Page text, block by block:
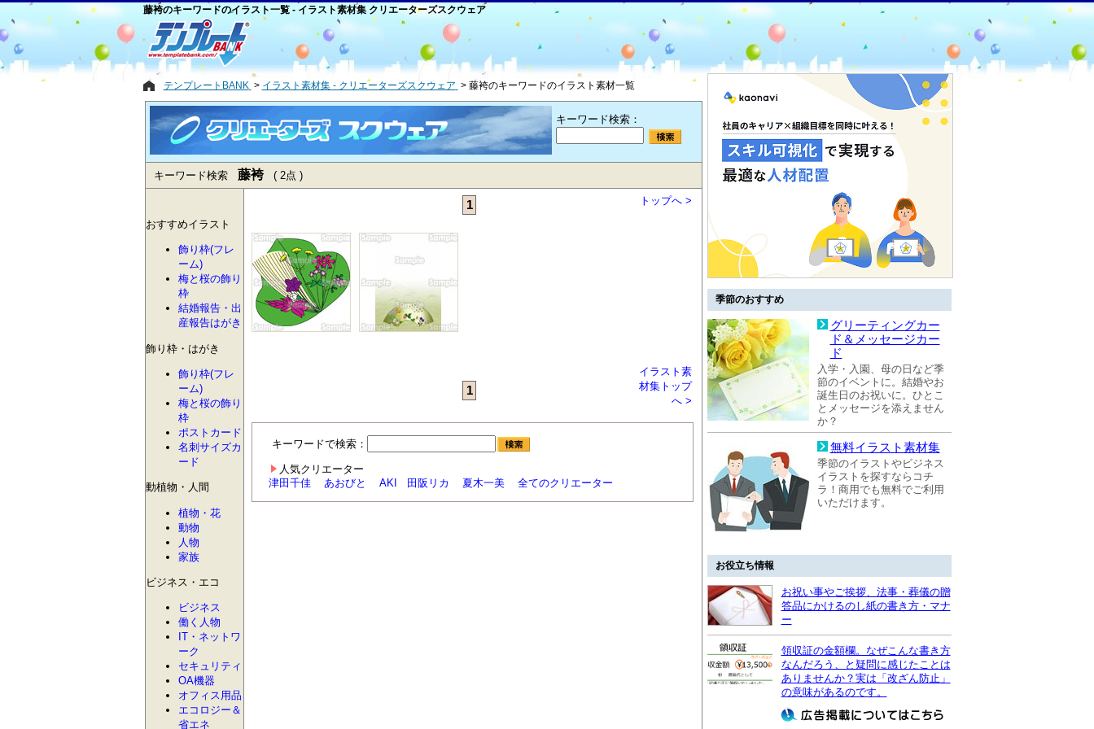
藤袴のキーワードのイラスト一覧 - イラスト素材集 クリエーターズスクウェア
テンプレートBANK イラスト素材集 - クリエーターズスクウェア 藤袴のキーワードのイラスト素材一覧
キーワード検索：
キーワード検索 藤袴 ( 2点 )
1 トップへ >
1
イラスト素
材集トップ
へ >
キーワードで検索：
人気クリエーター
津田千佳
あおびと AKI 田阪リカ 夏木一美 全てのクリエーター
おすすめイラスト
飾り枠(フレ
ーム)
梅と桜の飾り
枠
結婚報告・出
産報告はがき
飾り枠・はがき
飾り枠(フレ
ーム)
梅と桜の飾り
枠
ポストカード
名刺サイズカ
ード
動植物・人間
植物・花
動物
人物
家族
ビジネス・エコ
ビジネス
働く人物
IT・ネットワ
ーク
セキュリティ
OA機器
オフィス用品
エコロジー＆
省エネ
季節のおすすめ
グリーティングカー
ド＆メッセージカー
ド
入学・入園、母の日など季
節のイベントに。結婚やお
誕生日のお祝いに。ひとこ
とメッセージを添えません
か？
無料イラスト素材集
季節のイラストやビジネス
イラストを探すならコチ
ラ！商用でも無料でご利用
いただけます。
お役立ち情報
お祝い事やご挨拶、法事・葬儀の贈
答品にかけるのし紙の書き方・マナ
ー
領収証の金額欄。なぜこんな書き方
なんだろう、と疑問に感じたことは
ありませんか？実は「改ざん防止」
の意味があるのです。